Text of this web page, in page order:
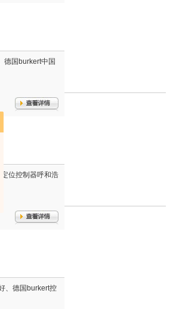
德国burkert中国
位控制器呼和浩
、德国burkert控